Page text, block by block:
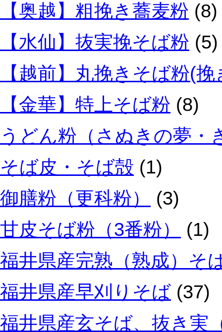
【奥越】粗挽き蕎麦粉 (8)
【水仙】抜実挽そば粉 (5)
【越前】丸挽きそば粉(
【金華】特上そば粉 (8)
うどん粉（さぬきの夢・
そば皮・そば殻 (1)
御膳粉（更科粉）
(3)
甘皮そば粉（3番粉）
(1)
福井県産完熟（熟成）そ
福井県産早刈りそば (37)
福井県産玄そば、抜き実